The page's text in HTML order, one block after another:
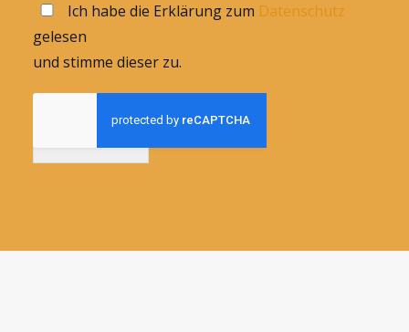
Ich habe die Erklärung zum Datenschutz
gelesen
und stimme dieser zu.